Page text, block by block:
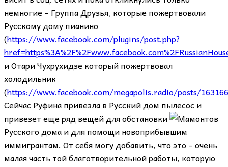
немногие – Группа Друзья, которые пожертвовали
Русскому дому пианино
(https://www.facebook.com/plugins/post.php?
и Отари Чухрухидзе который пожертвовал
холодильник
(https://www.facebook.com/megapolis.radio/posts/
Сейчас Руфина привезла в Русский дом пылесос и
привезет еще ряд вещей для обстановки
Русского дома и для помощи новоприбывшим
иммигрантам. От себя могу добавить, что это – очень
малая часть той благотворительной работы, которую